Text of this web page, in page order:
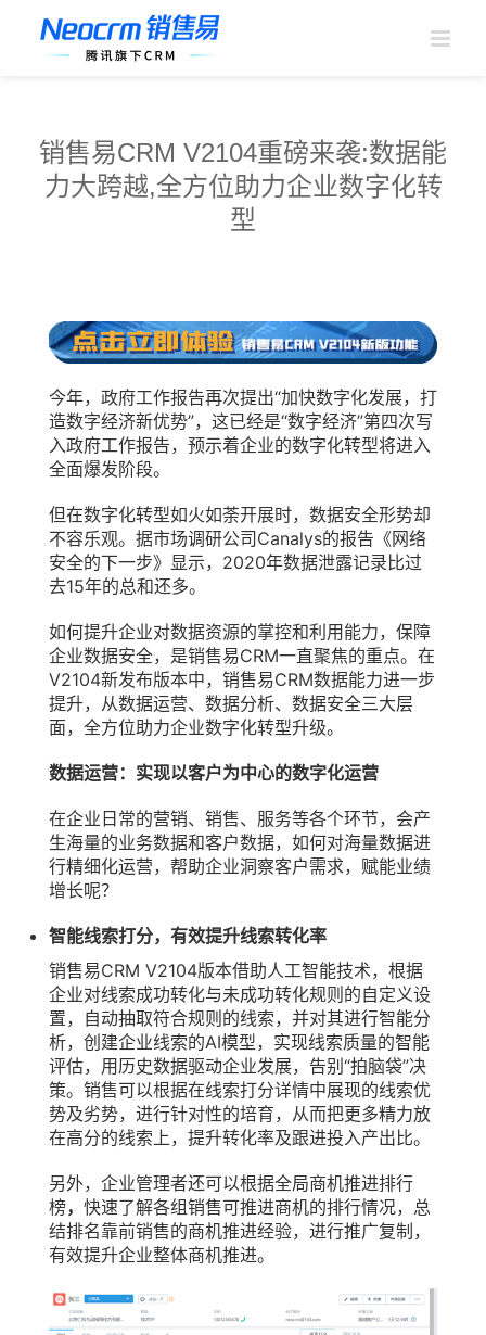
销售易CRM V2104重磅来袭:数据能
力大跨越,全方位助力企业数字化转
型
今年，政府工作报告再次提出“加快数字化发展，打
造数字经济新优势”，这已经是“数字经济”第四次写
入政府工作报告，预示着企业的数字化转型将进入
全面爆发阶段。
但在数字化转型如火如荼开展时，数据安全形势却
不容乐观。据市场调研公司Canalys的报告《网络
安全的下一步》显示，2020年数据泄露记录比过
去15年的总和还多。
如何提升企业对数据资源的掌控和利用能力，保障
企业数据安全，是销售易CRM一直聚焦的重点。在
V2104新发布版本中，销售易CRM数据能力进一步
提升，从数据运营、数据分析、数据安全三大层
面，全方位助力企业数字化转型升级。
数据运营：实现以客户为中心的数字化运营
在企业日常的营销、销售、服务等各个环节，会产
生海量的业务数据和客户数据，如何对海量数据进
行精细化运营，帮助企业洞察客户需求，赋能业绩
增长呢？
智能线索打分，有效提升线索转化率
销售易CRM V2104版本借助人工智能技术，根据
企业对线索成功转化与未成功转化规则的自定义设
置，自动抽取符合规则的线索，并对其进行智能分
析，创建企业线索的AI模型，实现线索质量的智能
评估，用历史数据驱动企业发展，告别“拍脑袋”决
策。销售可以根据在线索打分详情中展现的线索优
势及劣势，进行针对性的培育，从而把更多精力放
在高分的线索上，提升转化率及跟进投入产出比。
另外，企业管理者还可以根据全局商机推进排行
榜， 快速了解各组销售可推进商机的排行情况，总
结排名靠前销售的商机推进经验，进行推广复制，
有效提升企业整体商机推进。